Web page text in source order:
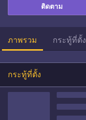
ติดตาม
ภาพรวม กระทู้ที่ตั้ง
กระทู้ที่ตั้ง